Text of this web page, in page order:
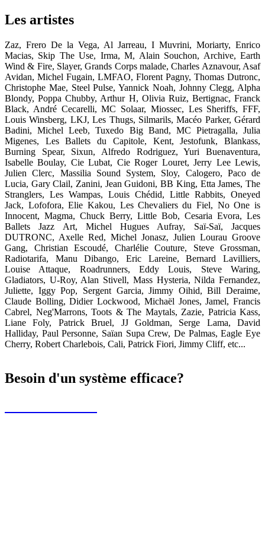
Les artistes
Zaz, Frero De la Vega, Al Jarreau, I Muvrini, Moriarty, Enrico
Macias, Skip The Use, Irma, M, Alain Souchon, Archive, Earth
Wind & Fire, Slayer, Grands Corps malade, Charles Aznavour, Asaf
Avidan, Michel Fugain, LMFAO, Florent Pagny, Thomas Dutronc,
Christophe Mae, Steel Pulse, Yannick Noah, Johnny Clegg, Alpha
Blondy, Poppa Chubby, Arthur H, Olivia Ruiz, Bertignac, Franck
Black, André Cecarelli, MC Solaar, Miossec, Les Sheriffs, FFF,
Louis Winsberg, LKJ, Les Thugs, Silmarils, Macéo Parker, Gérard
Badini, Michel Leeb, Tuxedo Big Band, MC Pietragalla, Julia
Migenes, Les Ballets du Capitole, Kent, Jestofunk, Blankass,
Burning Spear, Sixun, Alfredo Rodriguez, Yuri Buenaventura,
Isabelle Boulay, Cie Lubat, Cie Roger Louret, Jerry Lee Lewis,
Julien Clerc, Massilia Sound System, Sloy, Calogero, Paco de
Lucia, Gary Clail, Zanini, Jean Guidoni, BB King, Etta James, The
Stranglers, Les Wampas, Louis Chédid, Little Rabbits, Oneyed
Jack, Lofofora, Elie Kakou, Les Chevaliers du Fiel, No One is
Innocent, Magma, Chuck Berry, Little Bob, Cesaria Evora, Les
Ballets Jazz Art, Michel Hugues Aufray, Saï-Saï, Jacques
DUTRONC, Axelle Red, Michel Jonasz, Julien Lourau Groove
Gang, Christian Escoudé, Charlélie Couture, Steve Grossman,
Radiotarifa, Manu Dibango, Eric Lareine, Bernard Lavilliers,
Louise Attaque, Roadrunners, Eddy Louis, Steve Waring,
Gladiators, U-Roy, Alan Stivell, Mass Hysteria, Nilda Fernandez,
Juliette, Iggy Pop, Sergent Garcia, Jimmy Oihid, Bill Deraime,
Claude Bolling, Didier Lockwood, Michaël Jones, Jamel, Francis
Cabrel, Neg'Marrons, Toots & The Maytals, Zazie, Patricia Kass,
Liane Foly, Patrick Bruel, JJ Goldman, Serge Lama, David
Halliday, Paul Personne, Saïan Supa Crew, De Palmas, Eagle Eye
Cherry, Robert Charlebois, Cali, Patrick Fiori, Jimmy Cliff, etc...
Besoin d'un système efficace?